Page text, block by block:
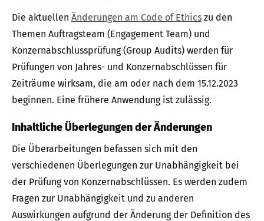
Die aktuellen Änderungen am Code of Ethics zu den
Themen Auftragsteam (Engagement Team) und
Konzernabschlussprüfung (Group Audits) werden für
Prüfungen von Jahres- und Konzernabschlüssen für
Zeiträume wirksam, die am oder nach dem 15.12.2023
beginnen. Eine frühere Anwendung ist zulässig.
Inhaltliche Überlegungen der Änderungen
Die Überarbeitungen befassen sich mit den
verschiedenen Überlegungen zur Unabhängigkeit bei
der Prüfung von Konzernabschlüssen. Es werden zudem
Fragen zur Unabhängigkeit und zu anderen
Auswirkungen aufgrund der Änderung der Definition des